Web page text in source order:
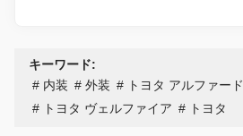
キーワード:
内装
外装
トヨタ アルファード
トヨタ ヴェルファイア
トヨタ